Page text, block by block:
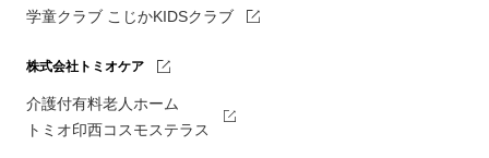
学童クラブ こじかKIDSクラブ
株式会社トミオケア
介護付有料老人ホーム
トミオ印西コスモステラス